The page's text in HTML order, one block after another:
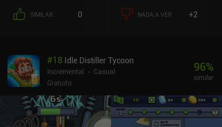
SIMILAR 0 NADA A VER +2
#18 Idle Distiller Tycoon
Incremental
Casual
Gratuito
96%
similar